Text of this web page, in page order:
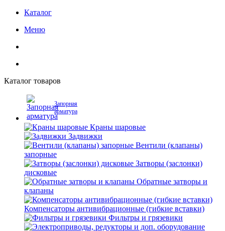
Каталог
Меню
Каталог товаров
Запорная
арматура
Краны шаровые
Задвижки
Вентили (клапаны)
запорные
Затворы (заслонки)
дисковые
Обратные затворы и
клапаны
Компенсаторы антивибрационные (гибкие вставки)
Фильтры и грязевики